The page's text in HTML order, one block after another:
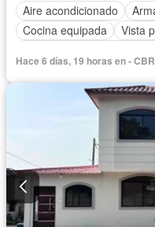
Aire acondicionado
Cocina equipada
Vista
Seguridad
Piscina
Hace 6 días, 19 horas en -